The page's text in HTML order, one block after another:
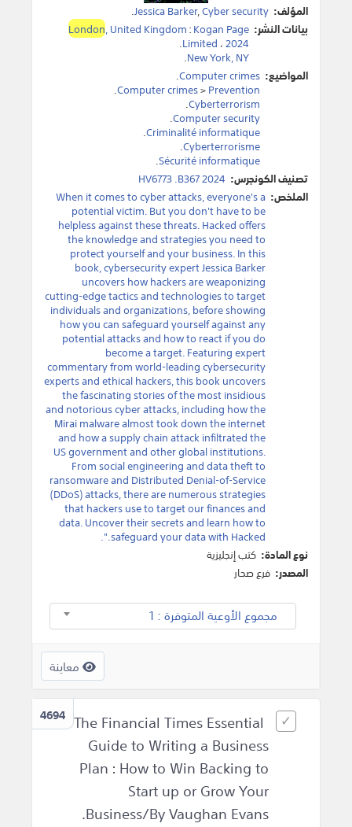
المؤلف: Jessica Barker,Cyber security
.
بيانات النشر:
London, United Kingdom:Kogan Page
Limited ،2024
.
New York, NY
.
المواضيع: Computer crimes
.
Computer crimes>Prevention
.
Cyberterrorism
.
Computer security
.
Criminalité informatique
.
Cyberterrorisme
.
Sécurité informatique
.
تصنيف الكونجرس: HV6773 .B367 2024
الملخص: When it comes to cyber attacks, everyone's a
potential victim. But you don't have to be
helpless against these threats. Hacked offers
the knowledge and strategies you need to
protect yourself and your business. In this
book, cybersecurity expert Jessica Barker
uncovers how hackers are weaponizing
cutting-edge tactics and technologies to target
individuals and organizations, before showing
how you can safeguard yourself against any
potential attacks and how to react if you do
become a target. Featuring expert
commentary from world-leading cybersecurity
experts and ethical hackers, this book uncovers
the fascinating stories of the most insidious
and notorious cyber attacks, including how the
Mirai malware almost took down the internet
and how a supply chain attack infiltrated the
US government and other global institutions.
From social engineering and data theft to
ransomware and Distributed Denial-of-Service
(DDoS) attacks, there are numerous strategies
that hackers use to target our finances and
data. Uncover their secrets and learn how to
safeguard your data with Hacked.".
نوع المادة: كتب إنجليزية
المصدر: فرع صحار
مجموع الأوعية المتوفرة : 1
معاينة
4694 The Financial Times Essential
Guide to Writing a Business
Plan : How to Win Backing to
Start up or Grow Your
Business/By Vaughan Evans.